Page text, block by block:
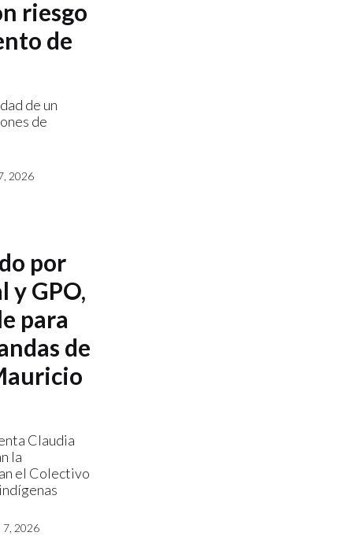
riesgo
de
de un
de
2026
por
y GPO,
para
de
Claudia
la
el Colectivo
7, 2026